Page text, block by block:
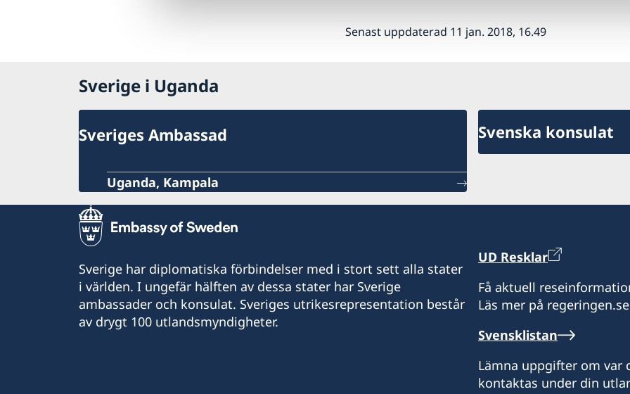
Senast uppdaterad 11 jan. 2018, 16.49
Sverige i Uganda
Sveriges Ambassad
Uganda, Kampala
Svenska konsulat
Sverige har diplomatiska förbindelser med i stort sett alla stater
i världen. I ungefär hälften av dessa stater har Sverige
ambassader och konsulat. Sveriges utrikesrepresentation består
av drygt 100 utlandsmyndigheter.
UD Resklar
Få aktuell
Läs mer på
Svensklistan
Lämna uppgifter om var
kontaktas under din